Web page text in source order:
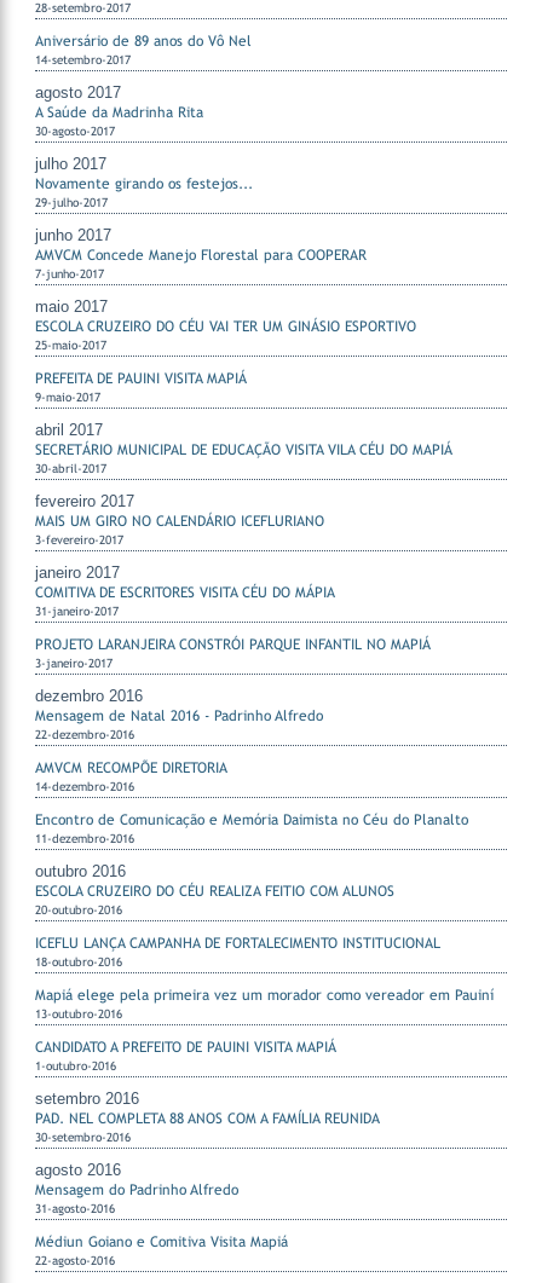
28-setembro-2017
Aniversário de 89 anos do Vô Nel
14-setembro-2017
agosto 2017
A Saúde da Madrinha Rita
30-agosto-2017
julho 2017
Novamente girando os festejos...
29-julho-2017
junho 2017
AMVCM Concede Manejo Florestal para COOPERAR
7-junho-2017
maio 2017
ESCOLA CRUZEIRO DO CÉU VAI TER UM GINÁSIO ESPORTIVO
25-maio-2017
PREFEITA DE PAUINI VISITA MAPIÁ
9-maio-2017
abril 2017
SECRETÁRIO MUNICIPAL DE EDUCAÇÃO VISITA VILA CÉU DO MAPIÁ
30-abril-2017
fevereiro 2017
MAIS UM GIRO NO CALENDÁRIO ICEFLURIANO
3-fevereiro-2017
janeiro 2017
COMITIVA DE ESCRITORES VISITA CÉU DO MÁPIA
31-janeiro-2017
PROJETO LARANJEIRA CONSTRÓI PARQUE INFANTIL NO MAPIÁ
3-janeiro-2017
dezembro 2016
Mensagem de Natal 2016 - Padrinho Alfredo
22-dezembro-2016
AMVCM RECOMPÕE DIRETORIA
14-dezembro-2016
Encontro de Comunicação e Memória Daimista no Céu do Planalto
11-dezembro-2016
outubro 2016
ESCOLA CRUZEIRO DO CÉU REALIZA FEITIO COM ALUNOS
20-outubro-2016
ICEFLU LANÇA CAMPANHA DE FORTALECIMENTO INSTITUCIONAL
18-outubro-2016
Mapiá elege pela primeira vez um morador como vereador em Pauiní
13-outubro-2016
CANDIDATO A PREFEITO DE PAUINI VISITA MAPIÁ
1-outubro-2016
setembro 2016
PAD. NEL COMPLETA 88 ANOS COM A FAMÍLIA REUNIDA
30-setembro-2016
agosto 2016
Mensagem do Padrinho Alfredo
31-agosto-2016
Médiun Goiano e Comitiva Visita Mapiá
22-agosto-2016